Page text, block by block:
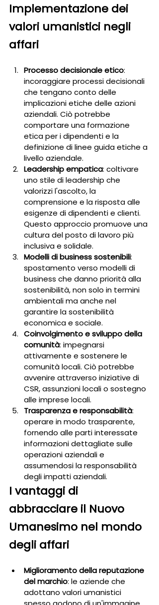
Implementazione dei
valori umanistici negli
affari
Processo decisionale etico:
incoraggiare processi decisionali
che tengano conto delle
implicazioni etiche delle azioni
aziendali. Ciò potrebbe
comportare una formazione
etica per i dipendenti e la
definizione di linee guida etiche a
livello aziendale.
Leadership empatica: coltivare
uno stile di leadership che
valorizzi l'ascolto, la
comprensione e la risposta alle
esigenze di dipendenti e clienti.
Questo approccio promuove una
cultura del posto di lavoro più
inclusiva e solidale.
Modelli di business sostenibili:
spostamento verso modelli di
business che danno priorità alla
sostenibilità, non solo in termini
ambientali ma anche nel
garantire la sostenibilità
economica e sociale.
Coinvolgimento e sviluppo della
comunità: impegnarsi
attivamente e sostenere le
comunità locali. Ciò potrebbe
avvenire attraverso iniziative di
CSR, assunzioni locali o sostegno
alle imprese locali.
Trasparenza e responsabilità:
operare in modo trasparente,
fornendo alle parti interessate
informazioni dettagliate sulle
operazioni aziendali e
assumendosi la responsabilità
degli impatti aziendali.
I vantaggi di
abbracciare il Nuovo
Umanesimo nel mondo
degli affari
Miglioramento della reputazione
del marchio: le aziende che
adottano valori umanistici